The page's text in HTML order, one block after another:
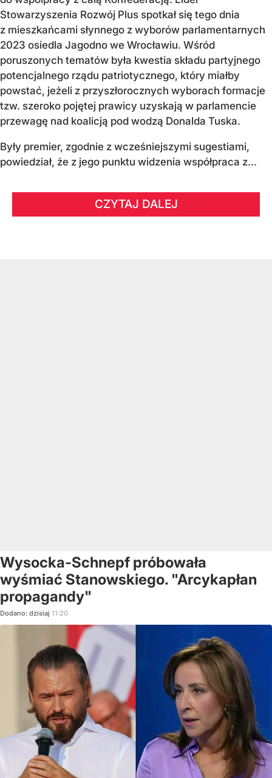
Stowarzyszenia Rozwój Plus spotkał się tego dnia
z mieszkańcami słynnego z wyborów parlamentarnych
2023 osiedla Jagodno we Wrocławiu. Wśród
poruszonych tematów była kwestia składu partyjnego
potencjalnego rządu patriotycznego, który miałby
powstać, jeżeli z przyszłorocznych wyborach formacje
tzw. szeroko pojętej prawicy uzyskają w parlamencie
przewagę nad koalicją pod wodzą Donalda Tuska.
Były premier, zgodnie z wcześniejszymi sugestiami,
powiedział, że z jego punktu widzenia współpraca z...
CZYTAJ DALEJ
Wysocka-Schnepf próbowała
wyśmiać Stanowskiego. "Arcykapłan
propagandy"
Dodano: dzisiaj 11:20